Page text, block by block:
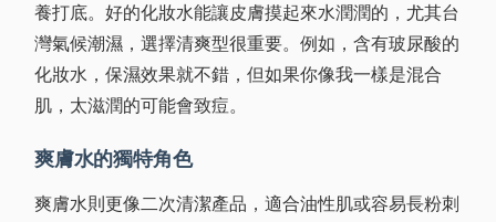
養打底。好的化妝水能讓皮膚摸起來水潤潤的，尤其台
灣氣候潮濕，選擇清爽型很重要。例如，含有玻尿酸的
化妝水，保濕效果就不錯，但如果你像我一樣是混合
肌，太滋潤的可能會致痘。
爽膚水的獨特角色
爽膚水則更像二次清潔產品，適合油性肌或容易長粉刺